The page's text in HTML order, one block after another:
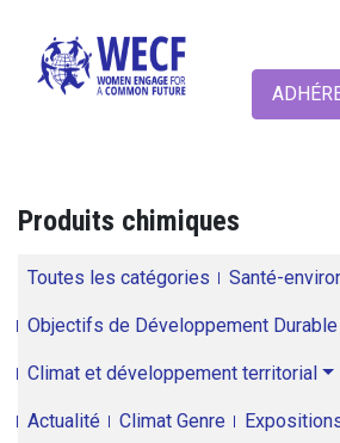
Produits chimiques
Toutes les catégories Santé-
Objectifs de Développement Durable
Climat et développement territorial
Actualité Climat Genre